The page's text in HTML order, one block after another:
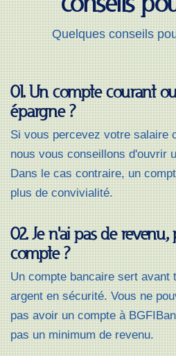
Quelques conseils
01. Un compte courant
épargne ?
Si vous percevez votre salaire
nous vous conseillons d'ouvrir
Dans le cas contraire, un
plus de convivialité.
02. Je n'ai pas de
compte ?
Un compte bancaire sert avant
argent en sécurité. Vous ne
pas avoir un compte à
pas un minimum de revenu.